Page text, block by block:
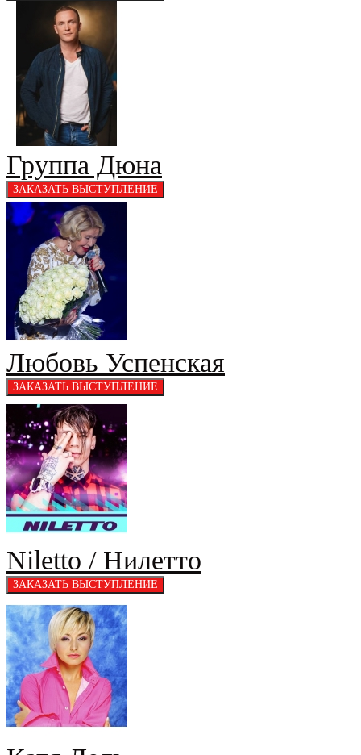
Группа Дюна
Любовь Успенская
Niletto / Нилетто